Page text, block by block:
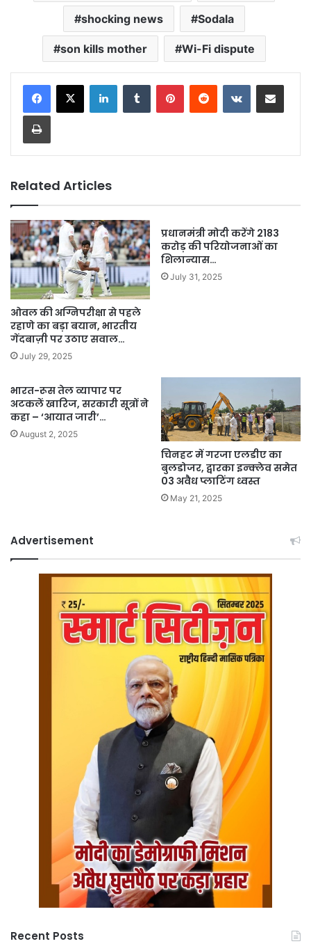
shocking news Sodala
son kills mother Wi-Fi dispute
LinkedInTumblr PinterestReddit VKontakteShare via Email
Print
Related Articles
ओवल की अग्निपरीक्षा से पहले
रहाणे का बड़ा बयान, भारतीय
गेंदबाज़ी पर उठाए सवाल…
July 29, 2025
प्रधानमंत्री मोदी करेंगे 2183
करोड़ की परियोजनाओं का
शिलान्यास…
July 31, 2025
भारत-रूस तेल व्यापार पर
अटकलें खारिज, सरकारी सूत्रों ने
कहा – ‘आयात जारी’…
August 2, 2025
चिनहट में गरजा एलडीए का
बुलडोजर, द्वारका इन्क्लेव समेत
03 अवैध प्लाटिंग ध्वस्त
May 21, 2025
Advertisement
Recent Posts